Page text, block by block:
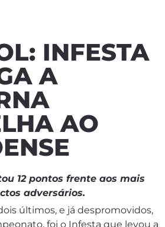
INFESTA
A
AO
12 pontos frente aos mais
adversários.
últimos, e já despromovidos,
foi o Infesta que levou a